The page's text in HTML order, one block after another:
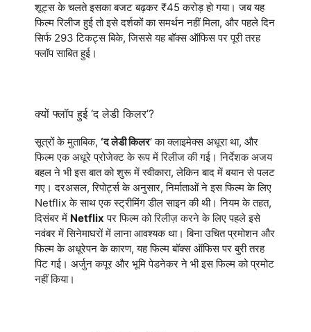
शूट्स के चलते इसका बजट बढ़कर ₹45 करोड़ हो गया। जब यह
फिल्म रिलीज हुई तो इसे दर्शकों का समर्थन नहीं मिला, और पहले दिन
सिर्फ 293 टिकट्स बिके, जिससे यह बॉक्स ऑफिस पर पूरी तरह
फ्लॉप साबित हुई।
क्यों फ्लॉप हुई ‘द लेडी किलर’?
सूत्रों के मुताबिक, ‘द लेडी किलर‘ का क्लाइमेक्स अधूरा था, और
फिल्म एक अधूरे प्रोजेक्ट के रूप में रिलीज की गई। निर्देशक अजय
बहल ने भी इस बात को शुरू में स्वीकारा, लेकिन बाद में बयान से पलट
गए। दरअसल, रिपोर्ट्स के अनुसार, निर्माताओं ने इस फिल्म के लिए
Netflix के साथ एक स्ट्रीमिंग डील साइन की थी। नियम के तहत,
दिसंबर में Netflix पर फिल्म को रिलीज़ करने के लिए पहले इसे
नवंबर में सिनेमाघरों में लाना आवश्यक था। बिना उचित प्रमोशन और
फिल्म के अधूरेपन के कारण, यह फिल्म बॉक्स ऑफिस पर बुरी तरह
पिट गई। अर्जुन कपूर और भूमि पेडनेकर ने भी इस फिल्म को प्रमोट
नहीं किया।